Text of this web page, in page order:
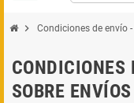
chevron_right Condiciones de envío
CONDICIONES
SOBRE ENVÍOS